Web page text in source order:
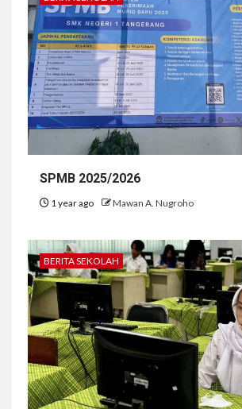
SPMB 2025/2026
1 year ago Mawan A. Nugroho
BERITA SEKOLAH